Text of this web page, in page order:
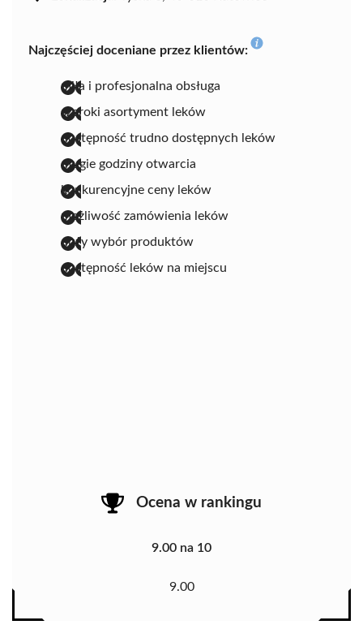
Najczęściej doceniane przez klientów:
miła i profesjonalna obsługa
szeroki asortyment leków
dostępność trudno dostępnych leków
długie godziny otwarcia
konkurencyjne ceny leków
możliwość zamówienia leków
duży wybór produktów
dostępność leków na miejscu
Ocena w rankingu
9.00 na 10
9.00